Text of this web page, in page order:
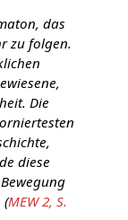
das
zu folgen.
Die
diese
(MEW 2, S.